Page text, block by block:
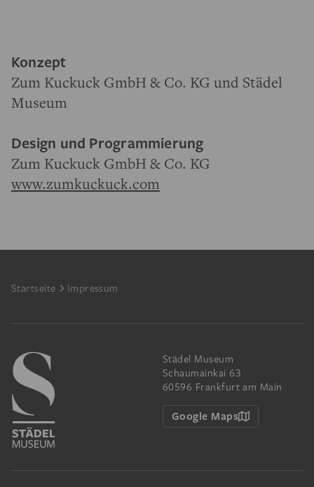
Konzept
Zum Kuckuck GmbH & Co. KG und Städel
Museum
Design und Programmierung
Zum Kuckuck GmbH & Co. KG
www.zumkuckuck.com
Footer
Startseite Impressum
Städel Museum
Schaumainkai 63
60596 Frankfurt am Main
Google Maps